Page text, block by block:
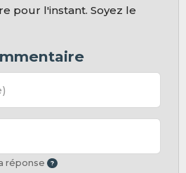
pour l'instant. Soyez le
réponse